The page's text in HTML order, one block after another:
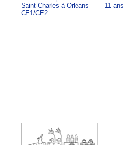
Saint-Charles à Orléans
CE1/CE2
11 ans